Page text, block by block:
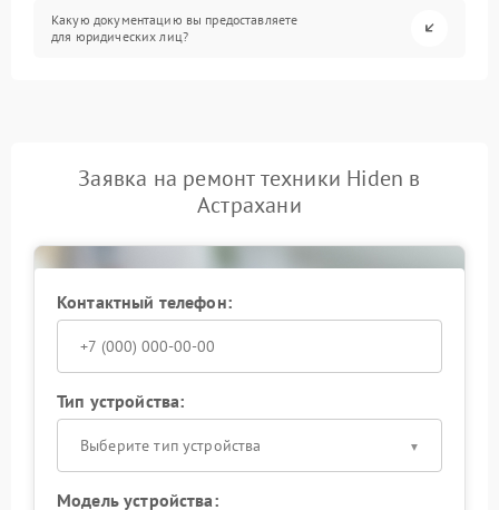
Какую документацию вы предоставляете
для юридических лиц?
Заявка на ремонт техники Hiden в
Астрахани
Контактный телефон:
Тип устройства:
Выберите тип устройства
Модель устройства: